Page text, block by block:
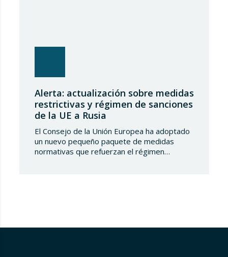
Alerta: actualización sobre medidas
restrictivas y régimen de sanciones
de la UE a Rusia
El Consejo de la Unión Europea ha adoptado
un nuevo pequeño paquete de medidas
normativas que refuerzan el régimen